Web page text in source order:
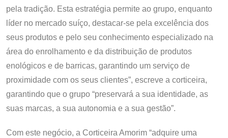
pela tradição. Esta estratégia permite ao grupo, enquanto
líder no mercado suíço, destacar-se pela excelência dos
seus produtos e pelo seu conhecimento especializado na
área do enrolhamento e da distribuição de produtos
enológicos e de barricas, garantindo um serviço de
proximidade com os seus clientes”, escreve a corticeira,
garantindo que o grupo “preservará a sua identidade, as
suas marcas, a sua autonomia e a sua gestão”.
Com este negócio, a Corticeira Amorim “adquire uma